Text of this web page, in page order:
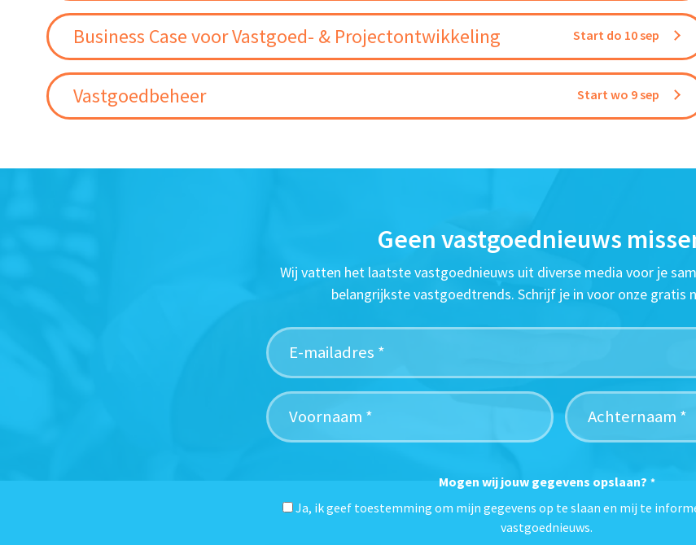
Business Case voor Vastgoed- & Projectontwikkeling Start do 10 sep
Vastgoedbeheer Start wo 9 sep
Geen vastgoednieuws
Wij vatten het laatste vastgoednieuws uit diverse media voor je
belangrijkste vastgoedtrends. Schrijf je in voor onze gratis
Mogen wij jouw gegevens opslaan? *
Ja, ik geef toestemming om mijn gegevens op te slaan en mij te
vastgoednieuws.